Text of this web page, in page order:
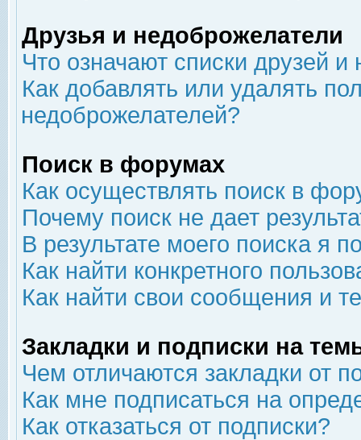
Друзья и недоброжелатели
Что означают списки друзей
Как добавлять или удалять
недоброжелателей?
Поиск в форумах
Как осуществлять поиск в
Почему поиск не дает
В результате моего поиска я
Как найти конкретного
Как найти свои сообщения и
Закладки и подписки на
Чем отличаются закладки от
Как мне подписаться на
Как отказаться от подписки?